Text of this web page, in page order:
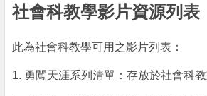
社會科教學影片資源列表
此為社會科教學可用之影片列表：
1. 勇闖天涯系列清單：存放於社會科教